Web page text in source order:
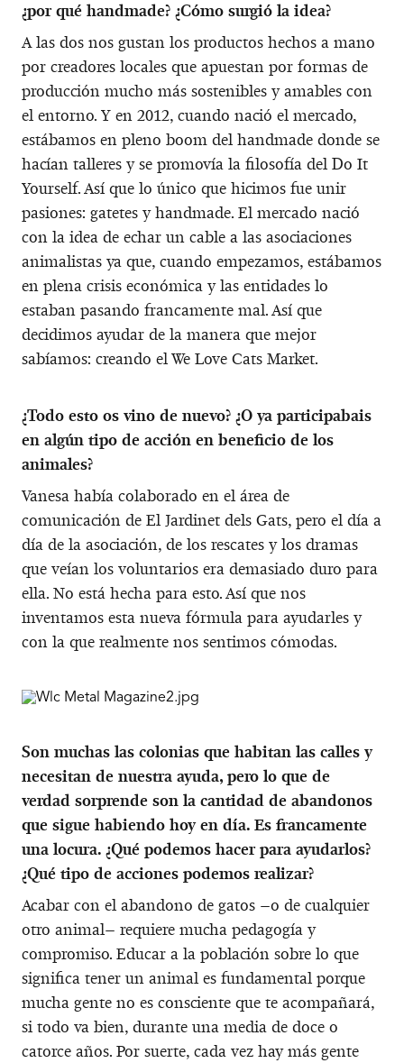
¿por qué handmade? ¿Cómo surgió la idea?
A las dos nos gustan los productos hechos a mano
por creadores locales que apuestan por formas de
producción mucho más sostenibles y amables con
el entorno. Y en 2012, cuando nació el mercado,
estábamos en pleno boom del handmade donde se
hacían talleres y se promovía la filosofía del Do It
Yourself. Así que lo único que hicimos fue unir
pasiones: gatetes y handmade. El mercado nació
con la idea de echar un cable a las asociaciones
animalistas ya que, cuando empezamos, estábamos
en plena crisis económica y las entidades lo
estaban pasando francamente mal. Así que
decidimos ayudar de la manera que mejor
sabíamos: creando el We Love Cats Market.
¿Todo esto os vino de nuevo? ¿O ya participabais
en algún tipo de acción en beneficio de los
animales?
Vanesa había colaborado en el área de
comunicación de El Jardinet dels Gats, pero el día a
día de la asociación, de los rescates y los dramas
que veían los voluntarios era demasiado duro para
ella. No está hecha para esto. Así que nos
inventamos esta nueva fórmula para ayudarles y
con la que realmente nos sentimos cómodas.
Son muchas las colonias que habitan las calles y
necesitan de nuestra ayuda, pero lo que de
verdad sorprende son la cantidad de abandonos
que sigue habiendo hoy en día. Es francamente
una locura. ¿Qué podemos hacer para ayudarlos?
¿Qué tipo de acciones podemos realizar?
Acabar con el abandono de gatos –o de cualquier
otro animal– requiere mucha pedagogía y
compromiso. Educar a la población sobre lo que
significa tener un animal es fundamental porque
mucha gente no es consciente que te acompañará,
si todo va bien, durante una media de doce o
catorce años. Por suerte, cada vez hay más gente